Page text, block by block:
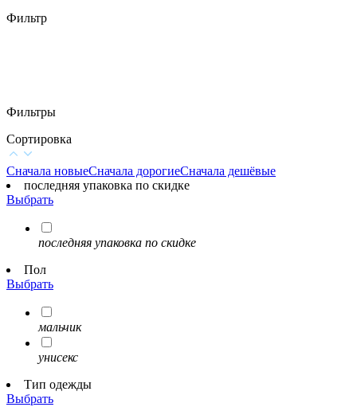
Фильтр
Фильтры
Сортировка
Сначала новыеСначала дорогиеСначала дешёвые
последняя упаковка по скидке
Выбрать
последняя упаковка по скидке
Пол
Выбрать
мальчик
унисекс
Тип одежды
Выбрать